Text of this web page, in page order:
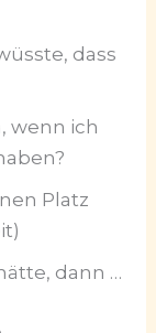
dass
wenn ich
Platz
dann …